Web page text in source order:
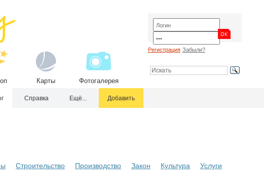
Карты Фотогалерея
Регистрация Забыли?
Справка Ещё... Добавить
Строительство Производство Закон Культура
Услуги